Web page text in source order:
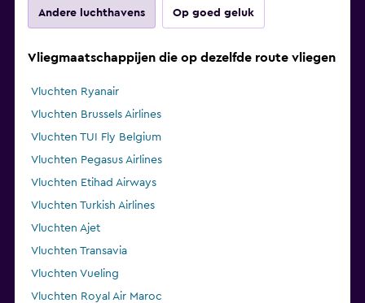
Andere luchthavens Op goed geluk
Vliegmaatschappijen die op dezelfde route vliegen
Vluchten Ryanair
Vluchten Brussels Airlines
Vluchten TUI Fly Belgium
Vluchten Pegasus Airlines
Vluchten Etihad Airways
Vluchten Turkish Airlines
Vluchten Ajet
Vluchten Transavia
Vluchten Vueling
Vluchten Royal Air Maroc